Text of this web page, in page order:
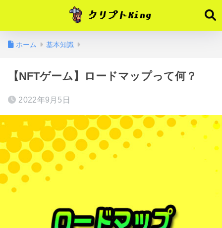
ホーム 基本知識
【NFTゲーム】ロードマップって何？
2022年9月5日